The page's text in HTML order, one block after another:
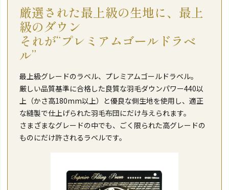
厳選された最上級の生地に、最上
級のダウン
それが“プレミアムゴールドラベ
ル”
最上級グレードのラベル、プレミアムゴールドラベル。
厳しい品質基準に合格した良質な羽毛ダウンパワー440以
上（かさ高180mm以上）と優良な側生地を使用し、適正
な縫製で仕上げられた羽毛布団にだけ与えられます。
さまざまなグレードの中でも、ごく限られた高グレードの
ものにだけ許されるラベルです。